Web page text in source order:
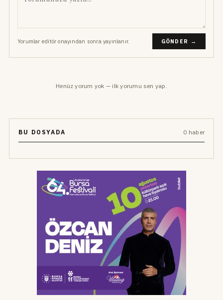
Yorumlar editör onayından sonra yayınlanır. GÖNDER →
Henüz yorum yok — ilk yorumu sen yap.
BU DOSYADA 0 haber